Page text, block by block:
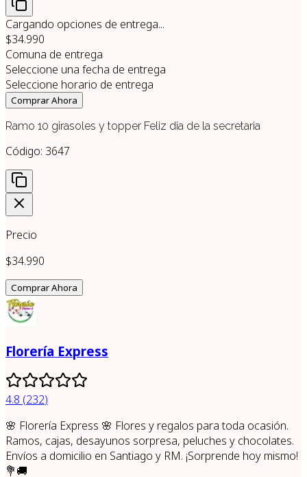
Cargando opciones de entrega...
$34.990
Comuna de entrega
Seleccione una fecha de entrega
Seleccione horario de entrega
Comprar Ahora
Ramo 10 girasoles y topper Feliz dia de la secretaria
Código: 3647
Precio
$34.990
Comprar Ahora
Florería Express
4.8 (232)
🌸 Florería Express 🌸 Flores y regalos para toda ocasión.
Ramos, cajas, desayunos sorpresa, peluches y chocolates.
Envíos a domicilio en Santiago y RM. ¡Sorprende hoy mismo!
💐🚚